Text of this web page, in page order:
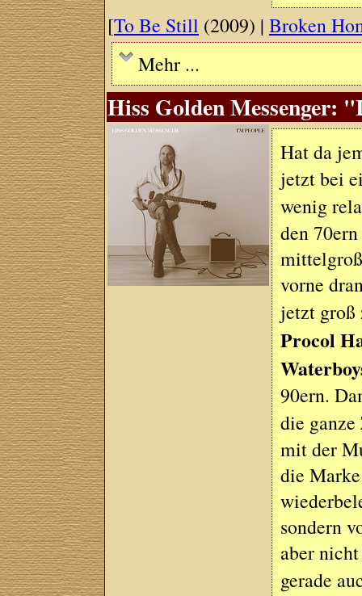
[To Be Still (2009) |Broken
Mehr ...
Hiss Golden Messenger:
Hat da
jetzt bei
wenig
den
vorne
jetzt groß
Procol
90ern.
die
mit der
die
sondern
aber
gerade